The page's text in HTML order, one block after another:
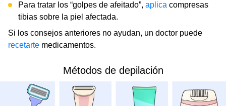
Para tratar los “golpes de afeitado”, aplica compresas
tibias sobre la piel afectada.
Si los consejos anteriores no ayudan, un doctor puede
recetarte medicamentos.
Métodos de depilación